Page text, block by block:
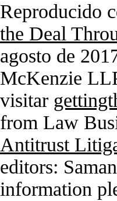
Reproducido
the Deal
agosto de
McKenzie
visitar
from Law
Antitrust
editors:
information